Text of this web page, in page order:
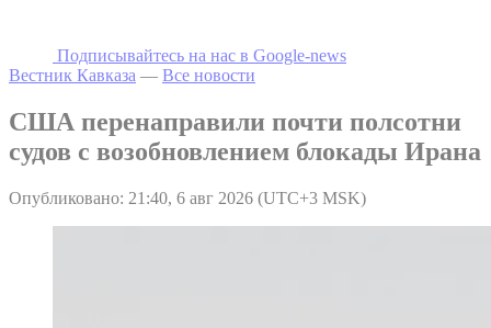
Подписывайтесь на наc в Google-news
Вестник Кавказа — Все новости
США перенаправили почти полсотни
судов с возобновлением блокады Ирана
Опубликовано: 21:40, 6 авг 2026 (UTC+3 MSK)